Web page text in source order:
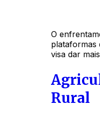
O
plataformas
visa dar
Rural